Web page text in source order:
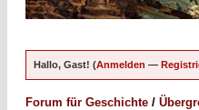
Hallo, Gast! (Anmelden —
Forum für Geschichte /